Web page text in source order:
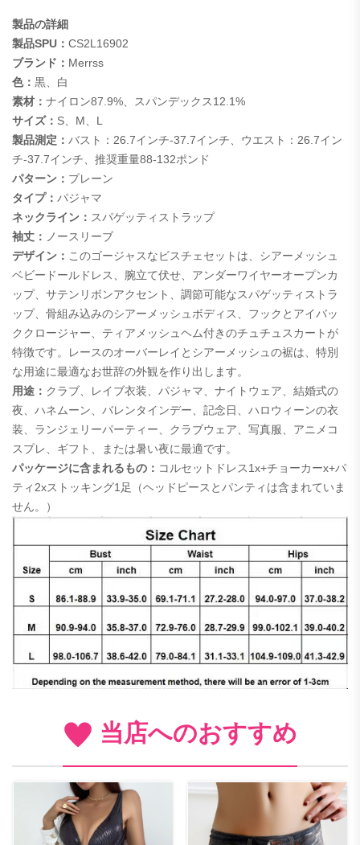
製品の詳細
製品SPU： CS2L16902
ブランド： Merrss
色： 黒、白
素材： ナイロン87.9%、スパンデックス12.1%
サイズ： S、M、L
製品測定： バスト：26.7インチ-37.7インチ、ウエスト：26.7イン
チ-37.7インチ、推奨重量88-132ポンド
パターン： プレーン
タイプ： パジャマ
ネックライン： スパゲッティストラップ
袖丈： ノースリーブ
デザイン： このゴージャスなビスチェセットは、シアーメッシュ
ベビードールドレス、腕立て伏せ、アンダーワイヤーオープンカ
ップ、サテンリボンアクセント、調節可能なスパゲッティストラ
ップ、骨組み込みのシアーメッシュボディス、フックとアイバッ
ククロージャー、ティアメッシュヘム付きのチュチュスカートが
特徴です。レースのオーバーレイとシアーメッシュの裾は、特別
な用途に最適なお世辞の外観を作り出します。
用途： クラブ、レイブ衣装、パジャマ、ナイトウェア、結婚式の
夜、ハネムーン、バレンタインデー、記念日、ハロウィーンの衣
装、ランジェリーパーティー、クラブウェア、写真服、アニメコ
スプレ、ギフト、または暑い夜に最適です。
パッケージに含まれるもの： コルセットドレス1x+チョーカーx+パ
ティ2xストッキング1足（ヘッドピースとパンティは含まれていま
せん。）
当店へのおすすめ